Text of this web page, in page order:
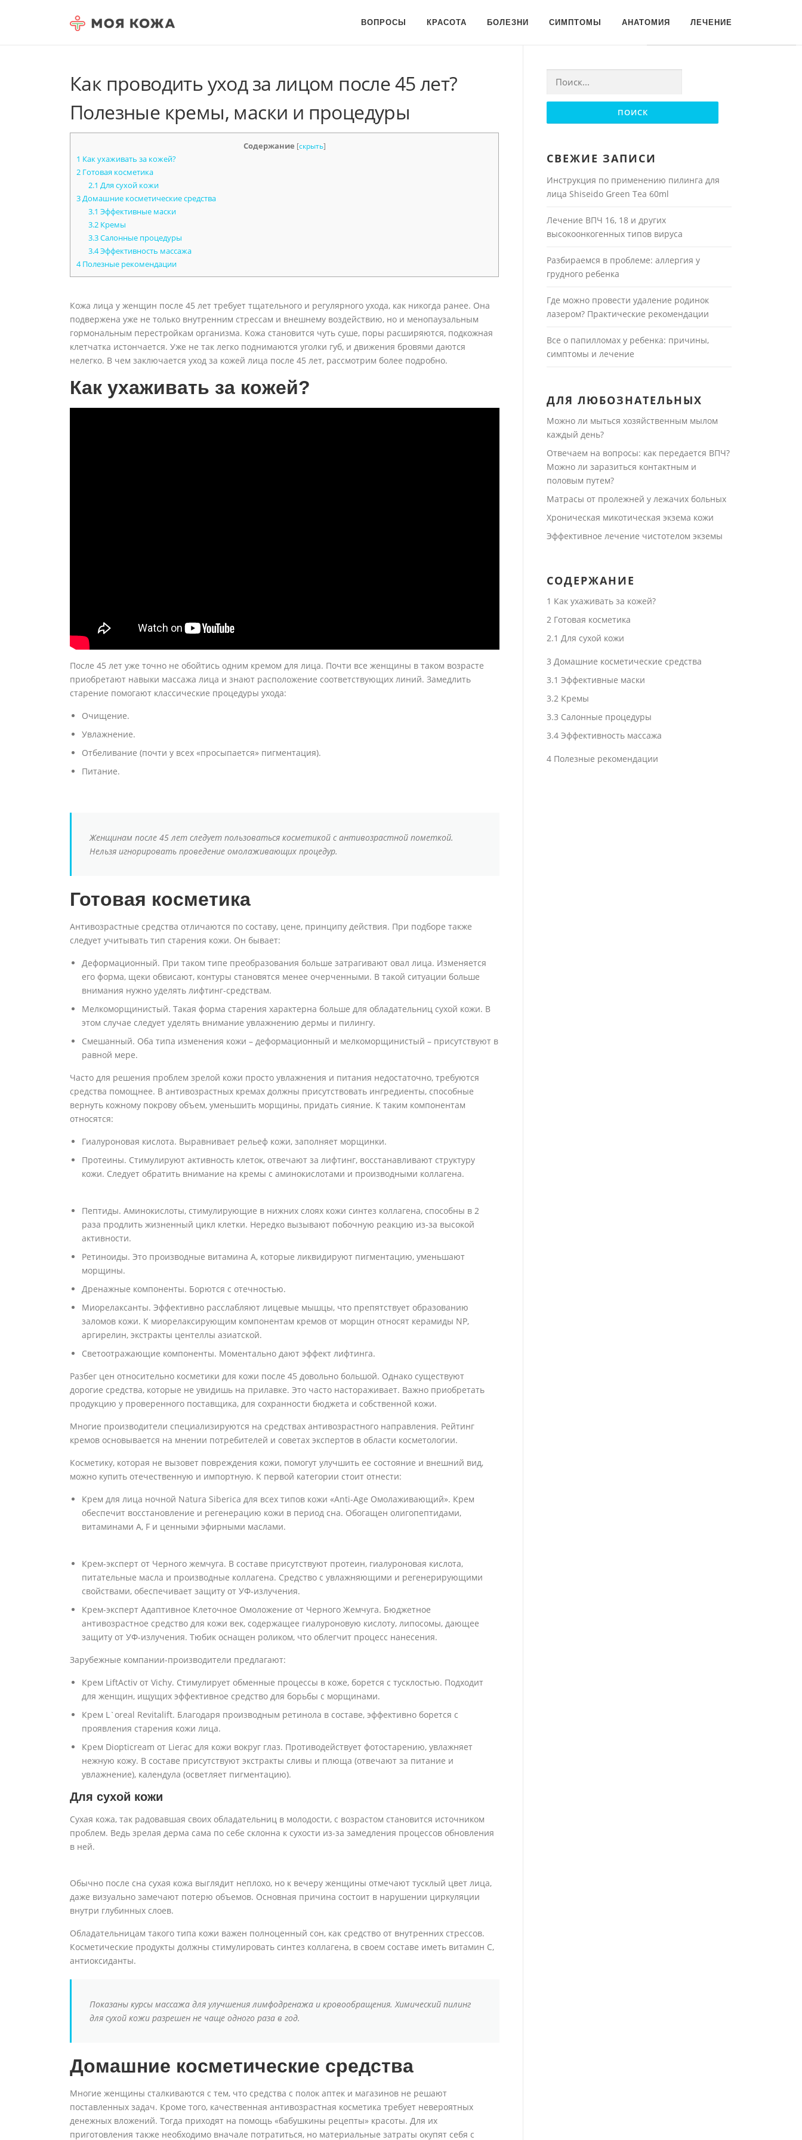
ВОПРОСЫ КРАСОТА БОЛЕЗНИ СИМПТОМЫ АНАТОМИЯ ЛЕЧЕНИЕ
Как проводить уход за лицом после 45 лет?
Полезные кремы, маски и процедуры
Содержание [скрыть]
1 Как ухаживать за кожей?
2 Готовая косметика
2.1 Для сухой кожи
3Домашние косметические средства
3.1 Эффективные маски
3.2Кремы
3.3Салонные процедуры
3.4Эффективность массажа
4Полезные рекомендации
Кожа лица у женщин после 45 лет требует тщательного и регулярного ухода, как никогда ранее. Она
подвержена уже не только внутренним стрессам и внешнему воздействию, но и менопаузальным
гормональным перестройкам организма. Кожа становится чуть суше, поры расширяются, подкожная
клетчатка истончается. Уже не так легко поднимаются уголки губ, и движения бровями даются
нелегко. В чем заключается уход за кожей лица после 45 лет, рассмотрим более подробно.
Как ухаживать за кожей?
После 45 лет уже точно не обойтись одним кремом для лица. Почти все женщины в таком возрасте
приобретают навыки массажа лица и знают расположение соответствующих линий. Замедлить
старение помогают классические процедуры ухода:
Очищение.
Увлажнение.
Отбеливание (почти у всех «просыпается» пигментация).
Питание.
Женщинам после 45 лет следует пользоваться косметикой с антивозрастной пометкой.
Нельзя игнорировать проведение омолаживающих процедур.
Готовая косметика
Антивозрастные средства отличаются по составу, цене, принципу действия. При подборе также
следует учитывать тип старения кожи. Он бывает:
Деформационный. При таком типе преобразования больше затрагивают овал лица. Изменяется
его форма, щеки обвисают, контуры становятся менее очерченными. В такой ситуации больше
внимания нужно уделять лифтинг-средствам.
Мелкоморщинистый. Такая форма старения характерна больше для обладательниц сухой кожи. В
этом случае следует уделять внимание увлажнению дермы и пилингу.
Смешанный. Оба типа изменения кожи – деформационный и мелкоморщинистый – присутствуют в
равной мере.
Часто для решения проблем зрелой кожи просто увлажнения и питания недостаточно, требуются
средства помощнее. В антивозрастных кремах должны присутствовать ингредиенты, способные
вернуть кожному покрову объем, уменьшить морщины, придать сияние. К таким компонентам
относятся:
Гиалуроновая кислота. Выравнивает рельеф кожи, заполняет морщинки.
Протеины. Стимулируют активность клеток, отвечают за лифтинг, восстанавливают структуру
кожи. Следует обратить внимание на кремы с аминокислотами и производными коллагена.
Пептиды. Аминокислоты, стимулирующие в нижних слоях кожи синтез коллагена, способны в 2
раза продлить жизненный цикл клетки. Нередко вызывают побочную реакцию из-за высокой
активности.
Ретиноиды. Это производные витамина А, которые ликвидируют пигментацию, уменьшают
морщины.
Дренажные компоненты. Борются с отечностью.
Миорелаксанты. Эффективно расслабляют лицевые мышцы, что препятствует образованию
заломов кожи. К миорелаксирующим компонентам кремов от морщин относят керамиды NP,
аргирелин, экстракты центеллы азиатской.
Светоотражающие компоненты. Моментально дают эффект лифтинга.
Разбег цен относительно косметики для кожи после 45 довольно большой. Однако существуют
дорогие средства, которые не увидишь на прилавке. Это часто настораживает. Важно приобретать
продукцию у проверенного поставщика, для сохранности бюджета и собственной кожи.
Многие производители специализируются на средствах антивозрастного направления. Рейтинг
кремов основывается на мнении потребителей и советах экспертов в области косметологии.
Косметику, которая не вызовет повреждения кожи, помогут улучшить ее состояние и внешний вид,
можно купить отечественную и импортную. К первой категории стоит отнести:
Крем для лица ночной Natura Siberica для всех типов кожи «Anti-Age Омолаживающий». Крем
обеспечит восстановление и регенерацию кожи в период сна. Обогащен олигопептидами,
витаминами А, F и ценными эфирными маслами.
Крем-эксперт от Черного жемчуга. В составе присутствуют протеин, гиалуроновая кислота,
питательные масла и производные коллагена. Средство с увлажняющими и регенерирующими
свойствами, обеспечивает защиту от УФ-излучения.
Крем-эксперт Адаптивное Клеточное Омоложение от Черного Жемчуга. Бюджетное
антивозрастное средство для кожи век, содержащее гиалуроновую кислоту, липосомы, дающее
защиту от УФ-излучения. Тюбик оснащен роликом, что облегчит процесс нанесения.
Зарубежные компании-производители предлагают:
Крем LiftActiv от Vichy. Стимулирует обменные процессы в коже, борется с тусклостью. Подходит
для женщин, ищущих эффективное средство для борьбы с морщинами.
Крем L`oreal Revitalift. Благодаря производным ретинола в составе, эффективно борется с
проявления старения кожи лица.
Крем Diopticream от Lierac для кожи вокруг глаз. Противодействует фотостарению, увлажняет
нежную кожу. В составе присутствуют экстракты сливы и плюща (отвечают за питание и
увлажнение), календула (осветляет пигментацию).
Для сухой кожи
Сухая кожа, так радовавшая своих обладательниц в молодости, с возрастом становится источником
проблем. Ведь зрелая дерма сама по себе склонна к сухости из-за замедления процессов обновления
в ней.
Обычно после сна сухая кожа выглядит неплохо, но к вечеру женщины отмечают тусклый цвет лица,
даже визуально замечают потерю объемов. Основная причина состоит в нарушении циркуляции
внутри глубинных слоев.
Обладательницам такого типа кожи важен полноценный сон, как средство от внутренних стрессов.
Косметические продукты должны стимулировать синтез коллагена, в своем составе иметь витамин С,
антиоксиданты.
Показаны курсы массажа для улучшения лимфодренажа и кровообращения. Химический пилинг
для сухой кожи разрешен не чаще одного раза в год.
Домашние косметические средства
Многие женщины сталкиваются с тем, что средства с полок аптек и магазинов не решают
поставленных задач. Кроме того, качественная антивозрастная косметика требует невероятных
денежных вложений. Тогда приходят на помощь «бабушкины рецепты» красоты. Для их
приготовления также необходимо вначале потратиться, но материальные затраты окупят себя с
Найти:
СВЕЖИЕ ЗАПИСИ
Инструкция по применению пилинга для
лица Shiseido Green Tea 60ml
Лечение ВПЧ 16, 18 и других
высокоонкогенных типов вируса
Разбираемся в проблеме: аллергия у
грудного ребенка
Где можно провести удаление родинок
лазером? Практические рекомендации
Все о папилломах у ребенка: причины,
симптомы и лечение
ДЛЯ ЛЮБОЗНАТЕЛЬНЫХ
Можно ли мыться хозяйственным мылом
каждый день?
Отвечаем на вопросы: как передается ВПЧ?
Можно ли заразиться контактным и
половым путем?
Матрасы от пролежней у лежачих больных
Хроническая микотическая экзема кожи
Эффективное лечение чистотелом экземы
СОДЕРЖАНИЕ
1 Как ухаживать за кожей?
2Готовая косметика
2.1 Для сухой кожи
3 Домашние косметические средства
3.1 Эффективные маски
3.2Кремы
3.3 Салонные процедуры
3.4Эффективность массажа
4Полезные рекомендации
Для любых предложений по